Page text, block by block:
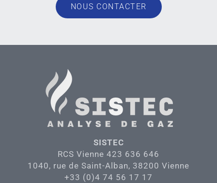
NOUS CONTACTER
SISTEC
RCS Vienne 423 636 646
1040, rue de Saint-Alban, 38200 Vienne
+33 (0)4 74 56 17 17